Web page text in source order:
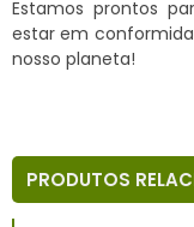
Estamos prontos
estar em
nosso planeta!
PRODUTOS